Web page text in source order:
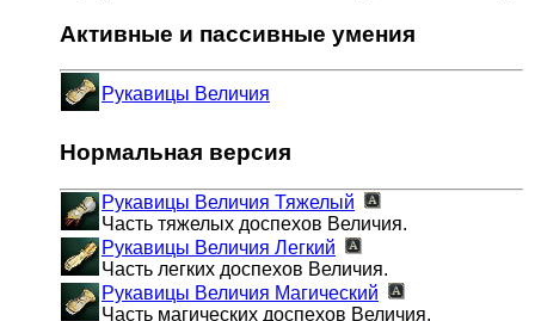
Активные и пассивные умения
Рукавицы Величия
Нормальная версия
Рукавицы Величия Тяжелый
Часть тяжелых доспехов Величия.
Рукавицы Величия Легкий
Часть легких доспехов Величия.
Рукавицы Величия Магический
Часть магических доспехов Величия.